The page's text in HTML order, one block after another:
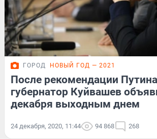
ГОРОД НОВЫЙ ГОД — 2021
После рекомендации Путина
губернатор Куйвашев
декабря выходным днем
24 декабря, 2020, 11:44 94 868 268